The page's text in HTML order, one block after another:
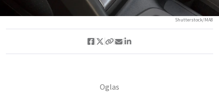
Shutterstock/MA8